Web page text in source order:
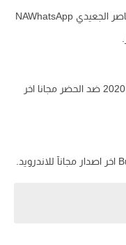
تحديث وتنزيل لـ جميع نسخ واتس اب ناصر الجعيدي NAWhatsApp
تحميل تطبيق واتس عمر باذيب الاخضر 2020 ضد الحضر مجانا اخر